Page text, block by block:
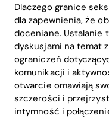
Dlaczego granice
dla zapewnienia, że
doceniane. Ustalanie
dyskusjami na temat
ograniczeń
komunikacji i
otwarcie omawiają
szczerości i
intymność i